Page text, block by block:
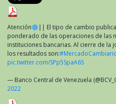
Atención
|| El tipo de cambio
ponderado de las operaciones de las
instituciones bancarias. Al cierre de la
los resultados son:
pic.twitter.com/SPp5SpaA6S
— Banco Central de Venezuela
2022